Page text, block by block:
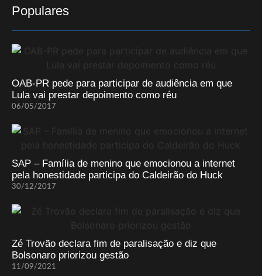
Populares
OAB-PR pede para participar de audiência em que
Lula vai prestar depoimento como réu
06/05/2017
SAP – Família de menino que emocionou a internet
pela honestidade participa do Caldeirão do Huck
30/12/2017
Zé Trovão declara fim de paralisação e diz que
Bolsonaro priorizou gestão
11/09/2021